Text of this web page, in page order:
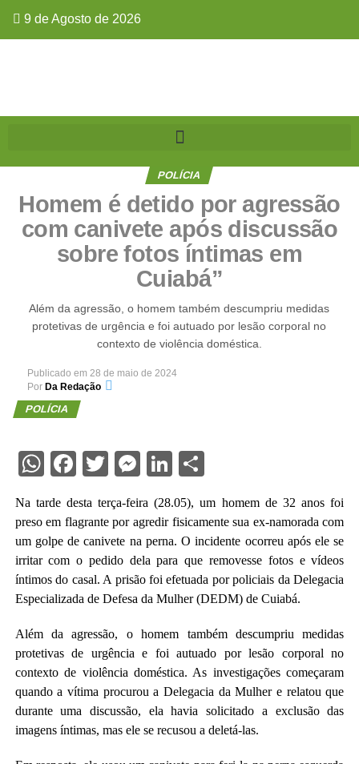
9 de Agosto de 2026
POLÍCIA
Homem é detido por agressão
com canivete após discussão
sobre fotos íntimas em
Cuiabá”
Além da agressão, o homem também descumpriu medidas
protetivas de urgência e foi autuado por lesão corporal no
contexto de violência doméstica.
Publicado em 28 de maio de 2024
Por Da Redação
POLÍCIA
WhatsApp
Facebook
Twitter
Messenger
LinkedIn
Share
Na tarde desta terça-feira (28.05), um homem de 32 anos foi
preso em flagrante por agredir fisicamente sua ex-namorada com
um golpe de canivete na perna. O incidente ocorreu após ele se
irritar com o pedido dela para que removesse fotos e vídeos
íntimos do casal. A prisão foi efetuada por policiais da Delegacia
Especializada de Defesa da Mulher (DEDM) de Cuiabá.
Além da agressão, o homem também descumpriu medidas
protetivas de urgência e foi autuado por lesão corporal no
contexto de violência doméstica. As investigações começaram
quando a vítima procurou a Delegacia da Mulher e relatou que
durante uma discussão, ela havia solicitado a exclusão das
imagens íntimas, mas ele se recusou a deletá-las.